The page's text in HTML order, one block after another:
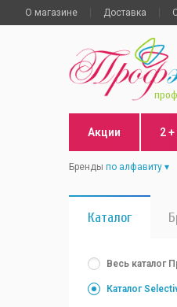
О магазине Доставка
Акции 2 +
Бренды по алфавиту
Каталог
Весь каталог
Каталог